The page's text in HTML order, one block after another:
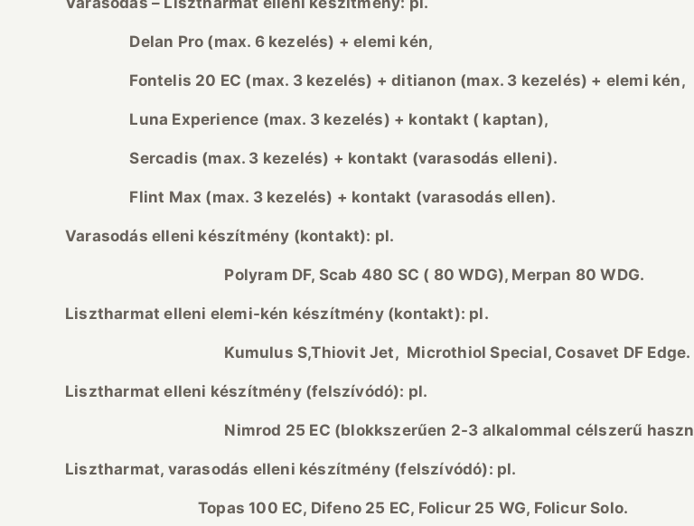
Delan Pro (max. 6 kezelés) + elemi kén,
Fontelis 20 EC (max. 3 kezelés) + ditianon (max. 3 kezelés) + elemi kén,
Luna Experience (max. 3 kezelés) + kontakt ( kaptan),
Sercadis (max. 3 kezelés) + kontakt (varasodás elleni).
Flint Max (max. 3 kezelés) + kontakt (varasodás ellen).
Varasodás elleni készítmény (kontakt): pl.
Polyram DF, Scab 480 SC ( 80 WDG), Merpan 80 WDG.
Lisztharmat elleni elemi-kén készítmény (kontakt): pl.
Kumulus S,Thiovit Jet, Microthiol Special, Cosavet DF Edge.
Lisztharmat elleni készítmény (felszívódó): pl.
Nimrod 25 EC (blokkszerűen 2-3 alkalommal célszerű haszn
Lisztharmat, varasodás elleni készítmény (felszívódó): pl.
Topas 100 EC, Difeno 25 EC, Folicur 25 WG, Folicur Solo.